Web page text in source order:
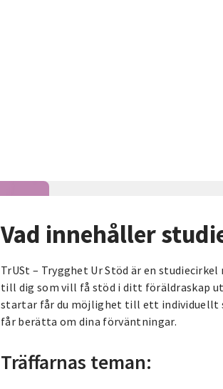
Vad innehåller
TrUSt – Trygghet Ur Stöd är en
till dig som vill få stöd i ditt föräldraskap
startar får du möjlighet till ett individuellt
får berätta om dina förväntningar.
Träffarnas teman: